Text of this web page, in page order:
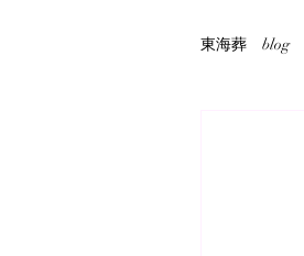
東海葬 blog